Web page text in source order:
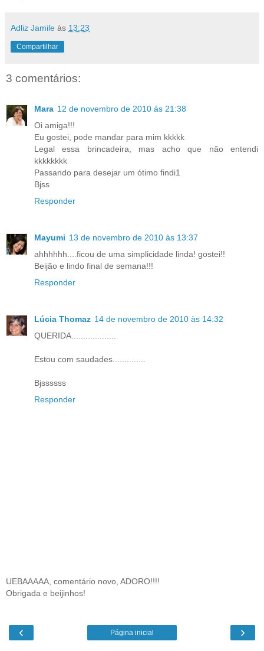
Adliz Jamile às 13:23
Compartilhar
3 comentários:
Mara 12 de novembro de 2010 às 21:38
Oi amiga!!!
Eu gostei, pode mandar para mim kkkkk
Legal essa brincadeira, mas acho que não entendi
kkkkkkkk
Passando para desejar um ótimo findi1
Bjss
Responder
Mayumi 13 de novembro de 2010 às 13:37
ahhhhhh....ficou de uma simplicidade linda! gostei!!
Beijão e lindo final de semana!!!
Responder
Lúcia Thomaz 14 de novembro de 2010 às 14:32
QUERIDA...................
Estou com saudades..............
Bjssssss
Responder
UEBAAAAA, comentário novo, ADORO!!!!
Obrigada e beijinhos!
‹ ›
Página inicial